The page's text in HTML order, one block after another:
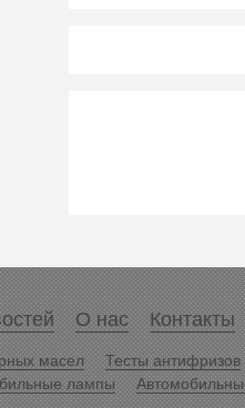
О нас Контакты
масел Тесты антифризов
лампы